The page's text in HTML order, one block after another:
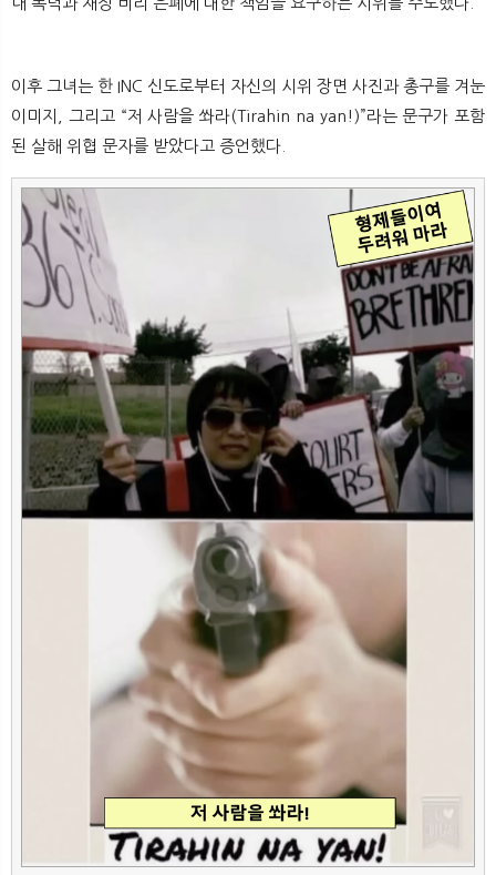
이후 그녀는 한 INC 신도로부터 자신의 시위 장면 사진과 총구를 겨눈
이미지, 그리고 “저 사람을 쏴라(Tirahin na yan!)”라는 문구가 포함
된 살해 위협 문자를 받았다고 증언했다.